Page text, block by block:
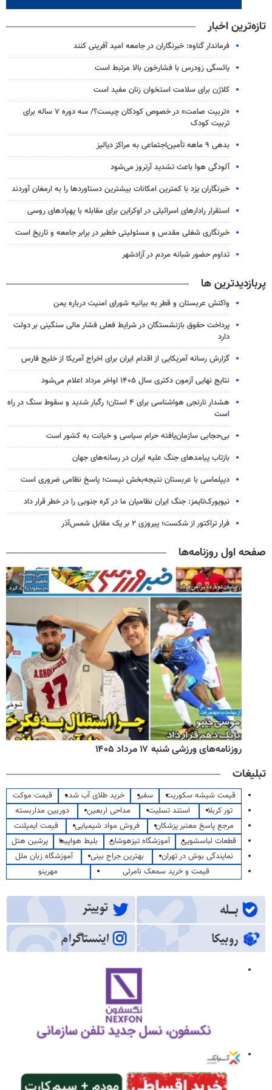
تازه‌ترین اخبار
فرماندار گناوه: خبرنگاران در جامعه امید آفرینی کنند
یائسگی زودرس با فشارخون بالا مرتبط است
کلاژن برای سلامت استخوان زنان مفید است
«تربیت صامت» در خصوص کودکان چیست؟/ سه دوره ۷ ساله برای
تربیت کودک
بدهی ۹ ماهه تأمین‌اجتماعی به مراکز دیالیز
آلودگی هوا باعث تشدید آرتروز می‌شود
خبرنگاران یزد با کمترین امکانات بیشترین دستاوردها را به ارمغان آوردند
استقرار رادارهای اسرائیلی در اوکراین برای مقابله با پهپادهای روسی
خبرنگاری شغلی مقدس و مسئولیتی خطیر در برابر جامعه و تاریخ است
تداوم حضور شبانه مردم در آزادشهر
پربازدیدترین ها
واکنش عربستان و قطر به بیانیه شورای امنیت درباره یمن
پرداخت حقوق بازنشستگان در شرایط فعلی فشار مالی سنگینی بر دولت
دارد
گزارش رسانه آمریکایی از اقدام ایران برای اخراج آمریکا از خلیج فارس
نتایج نهایی آزمون دکتری سال ۱۴۰۵ اواخر مرداد اعلام می‌شود
هشدار نارنجی هواشناسی برای ۴ استان؛ رگبار شدید و سقوط سنگ در راه
است
بی‌حجابی سازمان‌یافته حرام سیاسی و خیانت به کشور است
بازتاب پیامدهای جنگ علیه ایران در رسانه‌های جهان
دیپلماسی با عربستان نتیجه‌بخش نیست؛ پاسخ نظامی ضروری است
نیویورک‌تایمز: جنگ ایران نظامیان ما در کره جنوبی را در خطر قرار داد
فرار تراکتور از شکست؛ پیروزی ۲ بر یک مقابل شمس‌آذر
صفحه اول روزنامه‌ها
روزنامه‌های ورزشی شنبه ۱۷ مرداد ۱۴۰۵
تبلیغات
قیمت شیشه سکوریت سفیر خرید طلای آب شده
قیمت موکت
تور کربلا
استند تسلیت مداحی اربعین
دوربین مداربسته
مرجع پاسخ معتبر پزشکان
فروش مواد شیمیایی
قیمت ایمپلنت
قطعات لباسشویی
آموزشگاه تیزهوشان بلیط هواپیما
پرشین هتل
نمایندگی بوش در تهران
بهترین جراح بینی
آموزشگاه زبان ملل
قیمت و خرید سمعک نامرئی
مهرینو